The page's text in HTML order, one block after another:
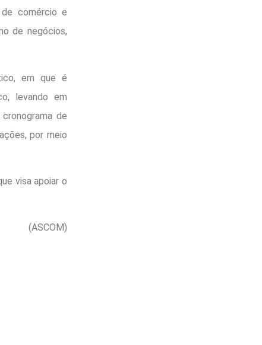
comércio e
de negócios,
em que é
levando em
de
por meio
visa apoiar o
(ASCOM)